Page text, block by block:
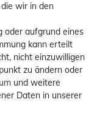
wir in den
oder aufgrund eines
kann erteilt
nicht einzuwilligen
zu ändern oder
und weitere
Daten in unserer